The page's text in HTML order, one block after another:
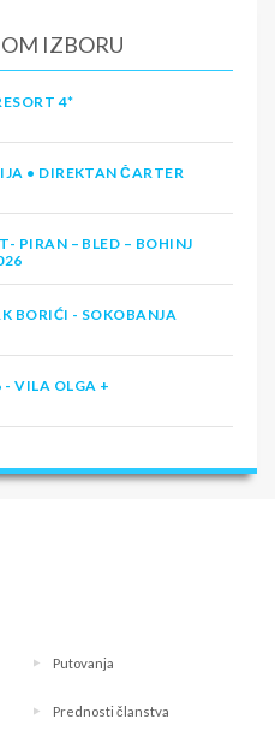
IZBORU
4*
• DIREKTAN ČARTER
PIRAN – BLED – BOHINJ
BORIĆI - SOKOBANJA
- VILA OLGA +
Putovanja
Prednosti članstva